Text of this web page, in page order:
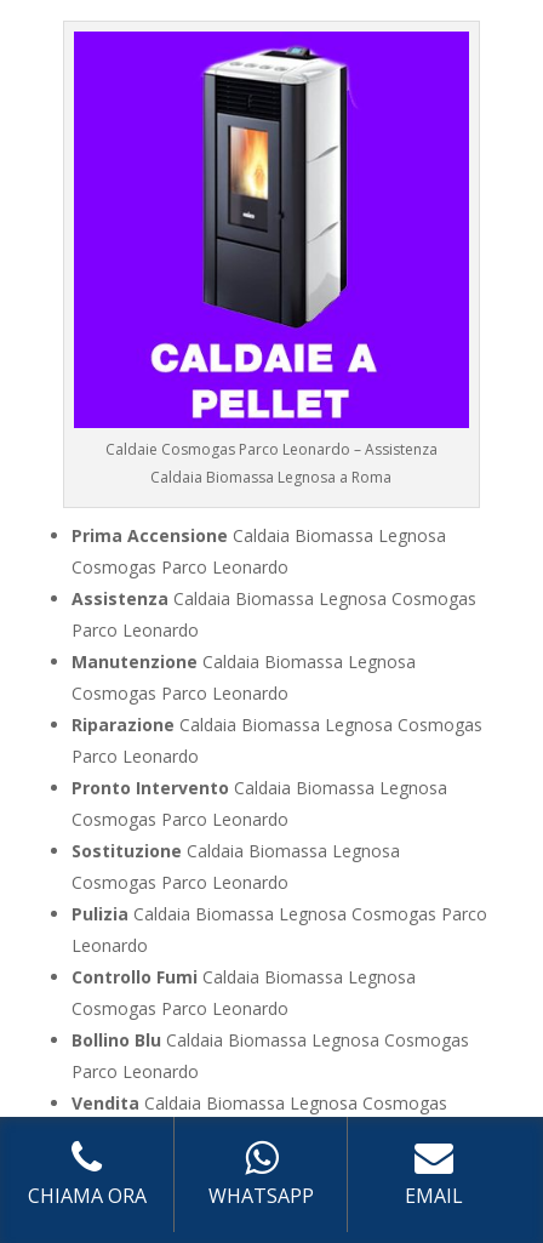
Caldaie Cosmogas Parco Leonardo – Assistenza
Caldaia Biomassa Legnosa a Roma
Prima Accensione Caldaia Biomassa Legnosa
Cosmogas Parco Leonardo
Assistenza Caldaia Biomassa Legnosa Cosmogas
Parco Leonardo
Manutenzione Caldaia Biomassa Legnosa
Cosmogas Parco Leonardo
Riparazione Caldaia Biomassa Legnosa Cosmogas
Parco Leonardo
Pronto Intervento Caldaia Biomassa Legnosa
Cosmogas Parco Leonardo
Sostituzione Caldaia Biomassa Legnosa
Cosmogas Parco Leonardo
Pulizia Caldaia Biomassa Legnosa Cosmogas Parco
Leonardo
Controllo Fumi Caldaia Biomassa Legnosa
Cosmogas Parco Leonardo
Bollino Blu Caldaia Biomassa Legnosa Cosmogas
Parco Leonardo
Vendita Caldaia Biomassa Legnosa Cosmogas
Offerte
Caldaia Biomassa Legnosa Cosmogas
Parco Leonardo
CHIAMA ORA WHATSAPP EMAIL